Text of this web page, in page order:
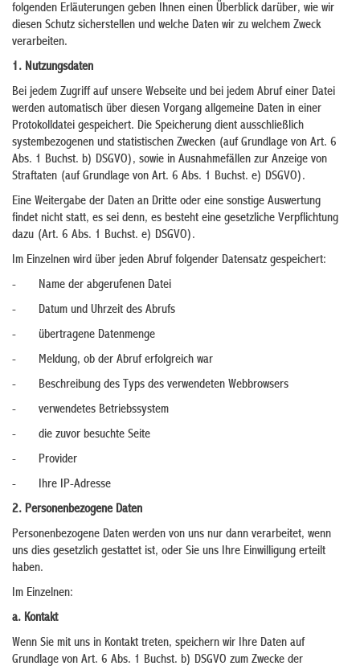
folgenden Erläuterungen geben Ihnen einen Überblick darüber, wie wir
diesen Schutz sicherstellen und welche Daten wir zu welchem Zweck
verarbeiten.
1. Nutzungsdaten
Bei jedem Zugriff auf unsere Webseite und bei jedem Abruf einer Datei
werden automatisch über diesen Vorgang allgemeine Daten in einer
Protokolldatei gespeichert. Die Speicherung dient ausschließlich
systembezogenen und statistischen Zwecken (auf Grundlage von Art. 6
Abs. 1 Buchst. b) DSGVO), sowie in Ausnahmefällen zur Anzeige von
Straftaten (auf Grundlage von Art. 6 Abs. 1 Buchst. e) DSGVO).
Eine Weitergabe der Daten an Dritte oder eine sonstige Auswertung
findet nicht statt, es sei denn, es besteht eine gesetzliche Verpflichtung
dazu (Art. 6 Abs. 1 Buchst. e) DSGVO).
Im Einzelnen wird über jeden Abruf folgender Datensatz gespeichert:
- Name der abgerufenen Datei
- Datum und Uhrzeit des Abrufs
- übertragene Datenmenge
- Meldung, ob der Abruf erfolgreich war
- Beschreibung des Typs des verwendeten Webbrowsers
- verwendetes Betriebssystem
- die zuvor besuchte Seite
- Provider
- Ihre IP-Adresse
2. Personenbezogene Daten
Personenbezogene Daten werden von uns nur dann verarbeitet, wenn
uns dies gesetzlich gestattet ist, oder Sie uns Ihre Einwilligung erteilt
haben.
Im Einzelnen:
a. Kontakt
Wenn Sie mit uns in Kontakt treten, speichern wir Ihre Daten auf
Grundlage von Art. 6 Abs. 1 Buchst. b) DSGVO zum Zwecke der